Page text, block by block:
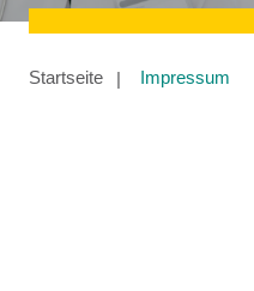
Startseite Impressum